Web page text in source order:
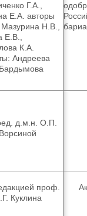
Г.А.,
Е.А. авторы
Мазурина Н.В.,
Е.В.,
К.А.
Андреева
д.м.н. О.П.
Ворсиной
проф.
Куклина